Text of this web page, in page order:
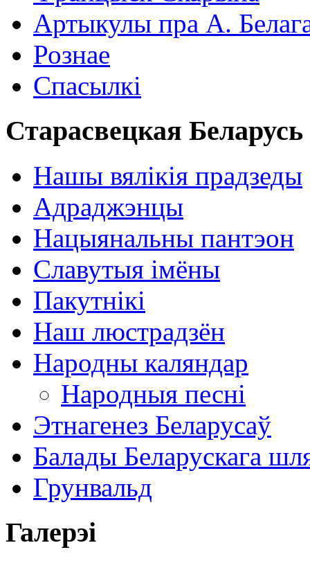
Артыкулы пра А.
Рознае
Спасылкі
Старасвецкая Беларусь
Нашы вялікія прадзеды
Адраджэнцы
Нацыянальны пантэон
Славутыя імёны
Пакутнікі
Наш люстрадзён
Народны каляндар
Народныя песні
Этнагенез Беларусаў
Балады Беларускага
Грунвальд
Галерэі